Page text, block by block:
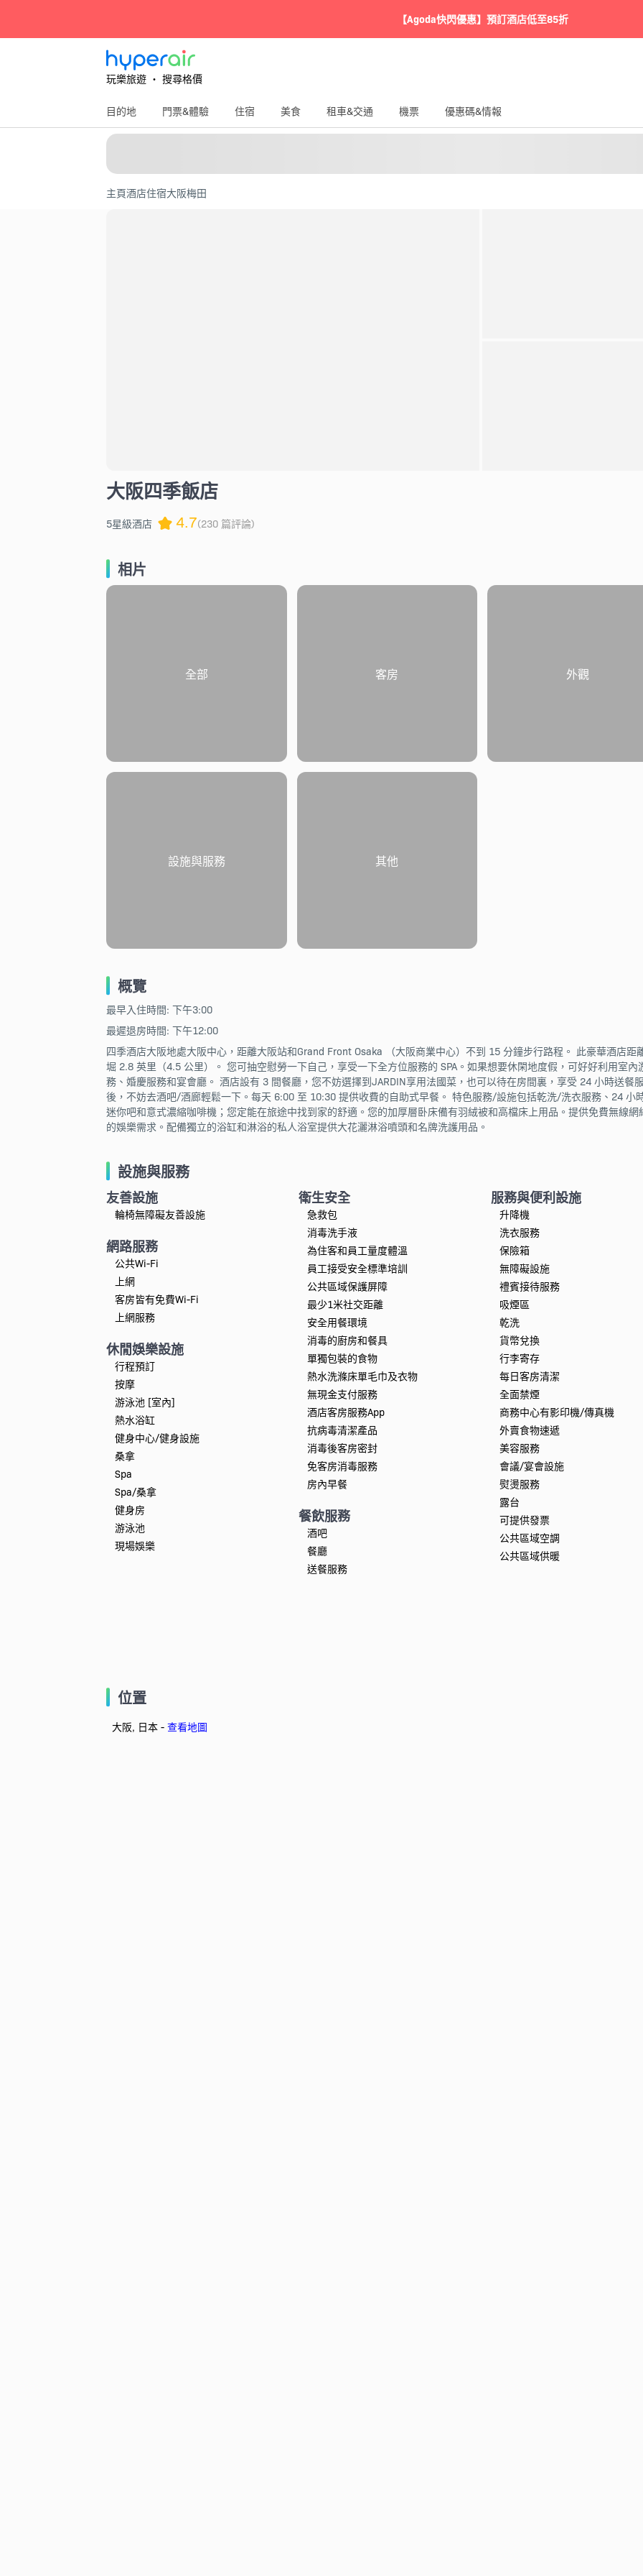
【Agoda快閃優惠】預訂酒店低至85折
玩樂旅遊 ‧ 搜尋格價
目的地 門票&體驗 住宿 美食 租車&交通 機票 優惠碼&情報
主頁酒店住宿大阪梅田
大阪四季飯店
5星級酒店 4.7(230 篇評論)
相片
全部 客房 外觀
設施與服務 其他
概覽
最早入住時間: 下午3:00
最遲退房時間: 下午12:00
四季酒店大阪地處大阪中心，距離大阪站和Grand Front Osaka （大阪商業中心）不到 15 分鐘步行路程。 此豪華酒店
堀 2.8 英里（4.5 公里）。 您可抽空慰勞一下自己，享受一下全方位服務的 SPA。如果想要休閑地度假，可好好利用室
務、婚慶服務和宴會廳。 酒店設有 3 間餐廳，您不妨選擇到JARDIN享用法國菜，也可以待在房間裏，享受 24 小時送餐
後，不妨去酒吧/酒廊輕鬆一下。每天 6:00 至 10:30 提供收費的自助式早餐。 特色服務/設施包括乾洗/洗衣服務、24 小
迷你吧和意式濃縮咖啡機；您定能在旅途中找到家的舒適。您的加厚層卧床備有羽絨被和高檔床上用品。提供免費無線
的娛樂需求。配備獨立的浴缸和淋浴的私人浴室提供大花灑淋浴噴頭和名牌洗護用品。
設施與服務
友善設施
輪椅無障礙友善設施
網路服務
公共Wi-Fi
上網
客房皆有免費Wi-Fi
上網服務
休閒娛樂設施
行程預訂
按摩
游泳池 [室內]
熱水浴缸
健身中心/健身設施
桑拿
Spa
Spa/桑拿
健身房
游泳池
現場娛樂
衛生安全
急救包
消毒洗手液
為住客和員工量度體溫
員工接受安全標準培訓
公共區域保護屏障
最少1米社交距離
安全用餐環境
消毒的廚房和餐具
單獨包裝的食物
熱水洗滌床單毛巾及衣物
無現金支付服務
酒店客房服務App
抗病毒清潔產品
消毒後客房密封
免客房消毒服務
房內早餐
餐飲服務
酒吧
餐廳
送餐服務
服務與便利設施
升降機
洗衣服務
保險箱
無障礙設施
禮賓接待服務
吸煙區
乾洗
貨幣兌換
行李寄存
每日客房清潔
全面禁煙
商務中心有影印機/傳真機
外賣食物速遞
美容服務
會議/宴會設施
熨燙服務
露台
可提供發票
公共區域空調
公共區域供暖
位置
大阪, 日本 - 查看地圖